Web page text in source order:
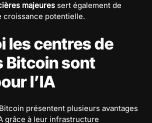
majeures sert également de
croissance potentielle.
les centres de
Bitcoin sont
l’IA
présentent plusieurs avantages
grâce à leur infrastructure